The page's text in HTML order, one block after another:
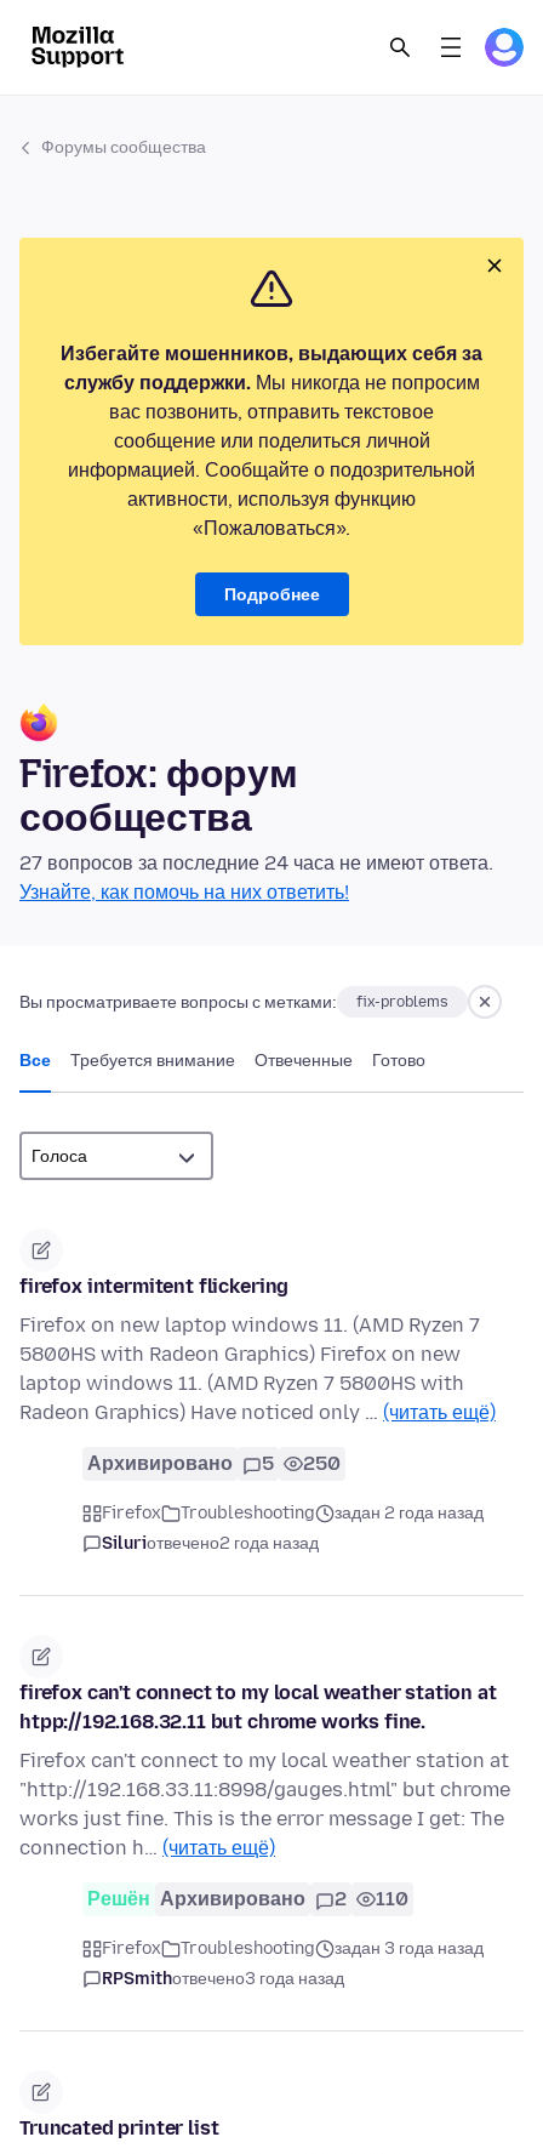
Форумы сообщества
Избегайте мошенников, выдающих себя за
службу поддержки.Мы никогда не попросим
вас позвонить, отправить текстовое
сообщение или поделиться личной
информацией. Сообщайте о подозрительной
активности, используя функцию
«Пожаловаться».
Подробнее
Firefox: форум
сообщества
27 вопросов за последние 24 часа не имеют ответа.
Узнайте, как помочь на них ответить!
Вы просматриваете вопросы с метками: fix-problems
Все Требуется внимание Отвеченные Готово
firefox intermitent flickering
Firefox on new laptop windows 11. (AMD Ryzen 7
5800HS with Radeon Graphics) Firefox on new
laptop windows 11. (AMD Ryzen 7 5800HS with
Radeon Graphics) Have noticed only … (читать ещё)
Архивировано 5 250
Firefox Troubleshooting
задан 2 года назад
Siluriотвечено2 года назад
firefox can't connect to my local weather station at
htpp://192.168.32.11 but chrome works fine.
Firefox can't connect to my local weather station at
"http://192.168.33.11:8998/gauges.html" but chrome
works just fine. This is the error message I get: The
connection h… (читать ещё)
Решён Архивировано 2 110
Firefox Troubleshooting
задан 3 года назад
RPSmithотвечено3 года назад
Truncated printer list